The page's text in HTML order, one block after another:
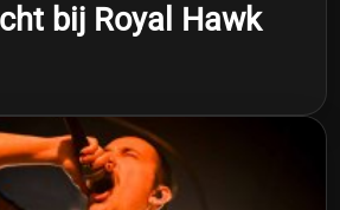
bij Royal Hawk